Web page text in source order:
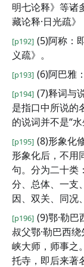
明七论释》等诸
藏论释·日光疏》
[p192] (5)阿称：
义疏》。
[p193] (6)阿巴雅
[p194] (7)释词与
是指口中所说的
的说词并不是“水
[p195] (8)形象化
形象化后，不用
句。分为二十类
分、总体、一支
因、双关、同况
[p196] (9)鄂·勒巴
叔父鄂·勒巴西
峡大师，师事之
托寺，即后来